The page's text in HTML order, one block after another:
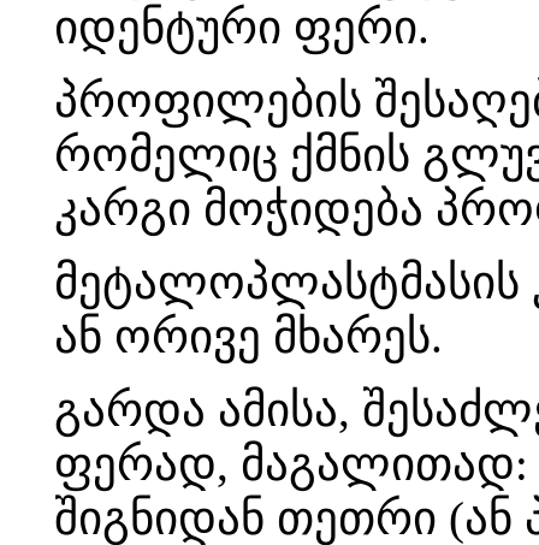
იდენტური ფერი.
პროფილების
რომელიც ქმნის
კარგი მოჭიდება
მეტალოპლასტმასის
ან ორივე მხარეს.
გარდა ამისა,
ფერად, მაგალითად:
შიგნიდან თეთრი (ან